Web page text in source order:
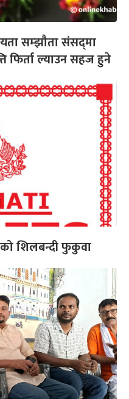
सम्झौता संसद्‌मा
फिर्ता ल्याउन सहज हुने
शिलबन्दी फुकुवा